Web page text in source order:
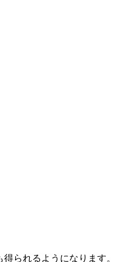
られるようになります。